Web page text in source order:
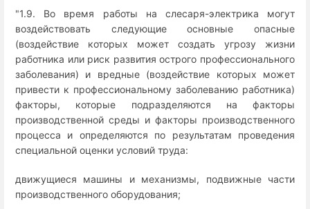
"1.9. Во время работы на слесаря-электрика могут
воздействовать следующие основные опасные
(воздействие которых может создать угрозу жизни
работника или риск развития острого профессионального
заболевания) и вредные (воздействие которых может
привести к профессиональному заболеванию работника)
факторы, которые подразделяются на факторы
производственной среды и факторы производственного
процесса и определяются по результатам проведения
специальной оценки условий труда:
движущиеся машины и механизмы, подвижные части
производственного оборудования;